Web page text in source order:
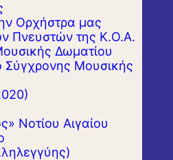
Ορχήστρα μας
Πνευστών της Κ.Ο.Α.
Δωματίου
Σύγχρονης Μουσικής
Νοτίου Αιγαίου